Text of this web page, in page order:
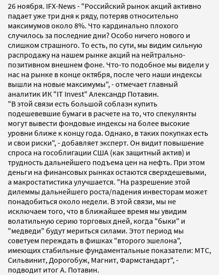
26 ноября. IFX-News - "Российский рынок акций активно
падает уже три дня к ряду, потеряв относительно
максимумов около 8%. Что кардинально плохого
случилось за последние дни? Особо ничего нового и
слишком страшного. То есть, по сути, мы видим сильную
распродажу на нашем рынке акций на нейтрально-
позитивном внешнем фоне. Что-то подобное мы видели у
нас на рынке в конце октября, после чего наши индексы
вышли на новые максимумы", - отмечает главный
аналитик ИК "IT Invest" Александр Потавин.
"В этой связи есть большой соблазн купить
подешевевшие бумаги в расчете на то, что спекулянты
могут вывести фондовые индексы на более высокие
уровни ближе к концу года. Однако, в таких покупках есть
и свои риски", - добавляет эксперт. Он видит повышение
спроса на гособлигации США (как защитный актив) и
трудность дальнейшего подъема цен на нефть. При этом
деньги на финансовых рынках остаются сверхдешевыми,
а макростатистика улучшается. "На разрешение этой
дилеммы дальнейшего роста/падения инвесторам может
понадобиться около недели. В этой связи, мы не
исключаем того, что в ближайшее время мы увидим
волатильную серию торговых дней, когда "быки" и
"медведи" будут мериться силами. Этот период мы
советуем переждать в фишках "второго эшелона",
имеющих стабильные фундаментальные показатели: МТС,
Сильвинит, Дорогобуж, Магнит, Фармстандарт", -
подводит итог А. Потавин.